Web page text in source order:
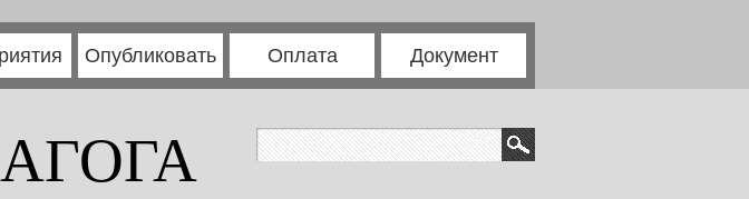
Опубликовать Оплата Документ